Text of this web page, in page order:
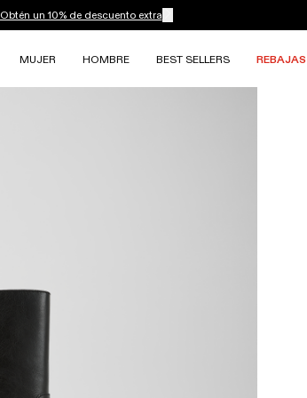
Obtén un 10% de descuento extra
MUJER HOMBRE BEST SELLERS REBAJAS